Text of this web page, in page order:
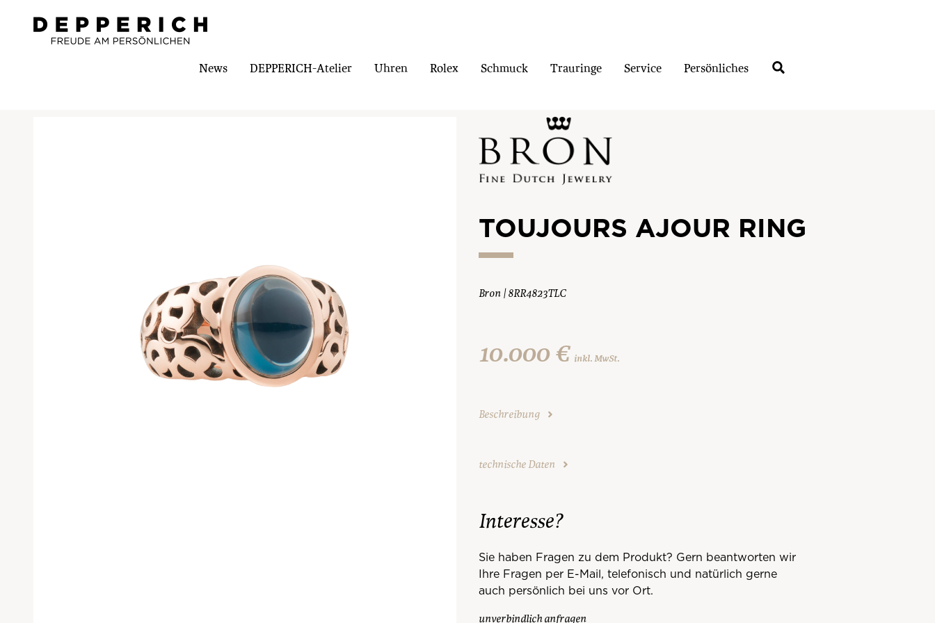
News DEPPERICH-Atelier Uhren Rolex Schmuck Trauringe Service Persönliches
TOUJOURS AJOUR RING
Bron | 8RR4823TLC
10.000 € inkl. MwSt.
Beschreibung
technische Daten
Interesse?
Sie haben Fragen zu dem Produkt? Gern beantworten wir
Ihre Fragen per E-Mail, telefonisch und natürlich gerne
auch persönlich bei uns vor Ort.
unverbindlich anfragen